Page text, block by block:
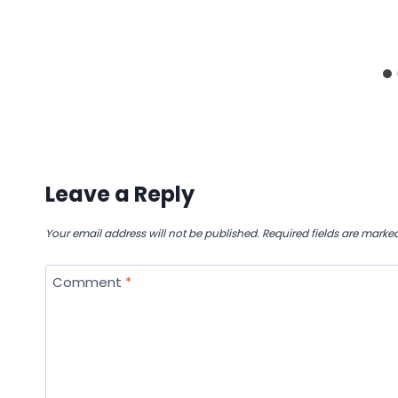
Leave a Reply
Your email address will not be published. Required fields are
Comment *